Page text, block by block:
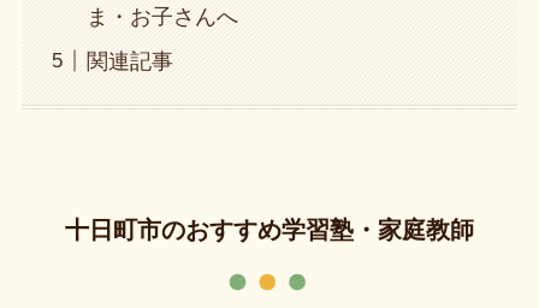
ま・お子さんへ
関連記事
十日町市のおすすめ学習塾・家庭教師